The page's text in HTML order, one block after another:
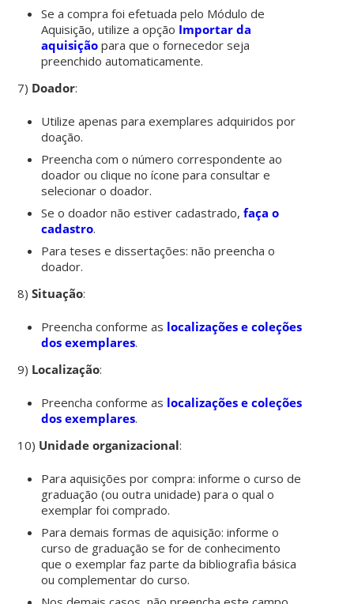
Se a compra foi efetuada pelo Módulo de
Aquisição, utilize a opção Importar da
aquisição para que o fornecedor seja
preenchido automaticamente.
7) Doador:
Utilize apenas para exemplares adquiridos por
doação.
Preencha com o número correspondente ao
doador ou clique no ícone para consultar e
selecionar o doador.
Se o doador não estiver cadastrado,faça o
cadastro.
Para teses e dissertações: não preencha o
doador.
8)Situação:
Preencha conforme as localizações e coleções
dos exemplares.
9) Localização:
Preencha conforme as localizações e coleções
dos exemplares.
10) Unidade organizacional:
Para aquisições por compra: informe o curso de
graduação (ou outra unidade) para o qual o
exemplar foi comprado.
Para demais formas de aquisição: informe o
curso de graduação se for de conhecimento
que o exemplar faz parte da bibliografia básica
ou complementar do curso.